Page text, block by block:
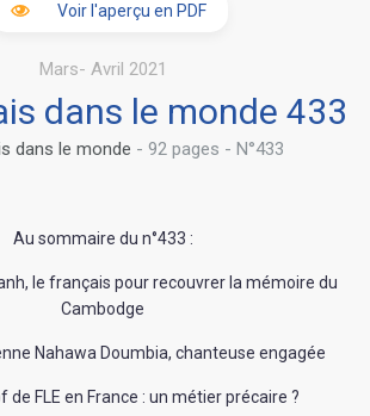
Voir l'aperçu en PDF
Mars- Avril 2021
dans le monde 433
dans le monde - 92 pages - N°433
Au sommaire du n°433 :
le français pour recouvrer la mémoire du
Cambodge
Nahawa Doumbia, chanteuse engagée
de FLE en France : un métier précaire ?